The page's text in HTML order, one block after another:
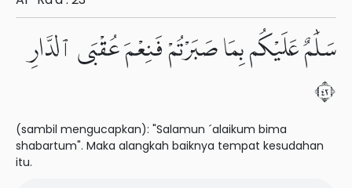
سَلَٰمٌ عَلَيْكُم بِمَا صَبَرْتُمْ فَنِعْمَ عُقْبَى ٱلدَّارِ
٢٤
(sambil mengucapkan): "Salamun ´alaikum bima
shabartum". Maka alangkah baiknya tempat kesudahan
itu.